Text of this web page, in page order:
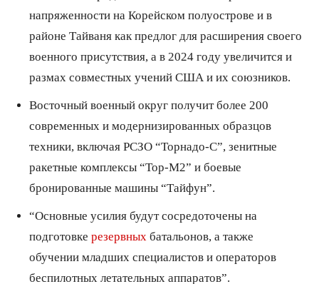
напряженности на Корейском полуострове и в
районе Тайваня как предлог для расширения своего
военного присутствия, а в 2024 году увеличится и
размах совместных учений США и их союзников.
Восточный военный округ получит более 200
современных и модернизированных образцов
техники, включая РСЗО “Торнадо-С”, зенитные
ракетные комплексы “Тор-М2” и боевые
бронированные машины “Тайфун”.
“Основные усилия будут сосредоточены на
подготовке резервных батальонов, а также
обучении младших специалистов и операторов
беспилотных летательных аппаратов”.